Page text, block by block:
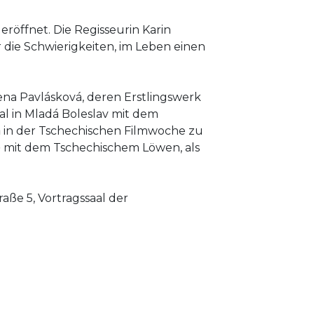
Die Regisseurin Karin
Schwierigkeiten, im Leben einen
Pavlásková, deren Erstlingswerk
in Mladá Boleslav mit dem
der Tschechischen Filmwoche zu
dem Tschechischem Löwen, als
5, Vortragssaal der